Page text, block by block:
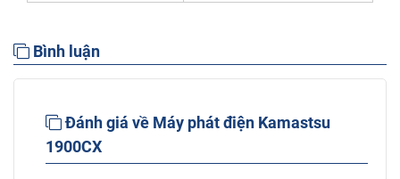
Bình luận
Đánh giá về Máy phát điện Kamastsu
1900CX